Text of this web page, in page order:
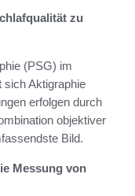
zu
(PSG) im
sich Aktigraphie
erfolgen durch
objektiver
Bild.
Messung von